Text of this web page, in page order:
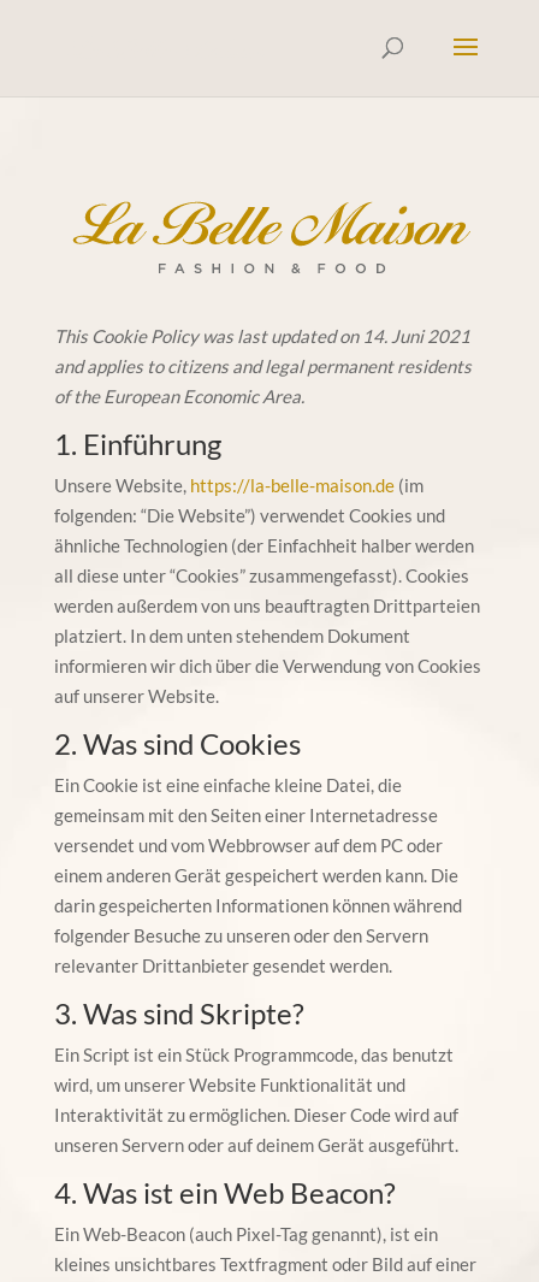
This Cookie Policy was last updated on 14. Juni 2021
and applies to citizens and legal permanent residents
of the European Economic Area.
1. Einführung
Unsere Website, https://la-belle-maison.de (im
folgenden: “Die Website”) verwendet Cookies und
ähnliche Technologien (der Einfachheit halber werden
all diese unter “Cookies” zusammengefasst). Cookies
werden außerdem von uns beauftragten Drittparteien
platziert. In dem unten stehendem Dokument
informieren wir dich über die Verwendung von Cookies
auf unserer Website.
2. Was sind Cookies
Ein Cookie ist eine einfache kleine Datei, die
gemeinsam mit den Seiten einer Internetadresse
versendet und vom Webbrowser auf dem PC oder
einem anderen Gerät gespeichert werden kann. Die
darin gespeicherten Informationen können während
folgender Besuche zu unseren oder den Servern
relevanter Drittanbieter gesendet werden.
3. Was sind Skripte?
Ein Script ist ein Stück Programmcode, das benutzt
wird, um unserer Website Funktionalität und
Interaktivität zu ermöglichen. Dieser Code wird auf
unseren Servern oder auf deinem Gerät ausgeführt.
4. Was ist ein Web Beacon?
Ein Web-Beacon (auch Pixel-Tag genannt), ist ein
kleines unsichtbares Textfragment oder Bild auf einer